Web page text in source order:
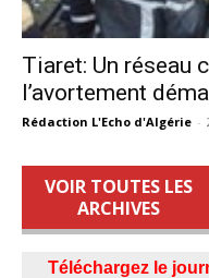
Tiaret: Un réseau
l’avortement
Rédaction L'Echo d'Algérie -
VOIR TOUTES LES
ARCHIVES